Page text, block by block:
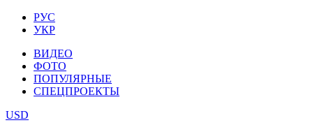
РУС
УКР
ВИДЕО
ФОТО
ПОПУЛЯРНЫЕ
СПЕЦПРОЕКТЫ
USD